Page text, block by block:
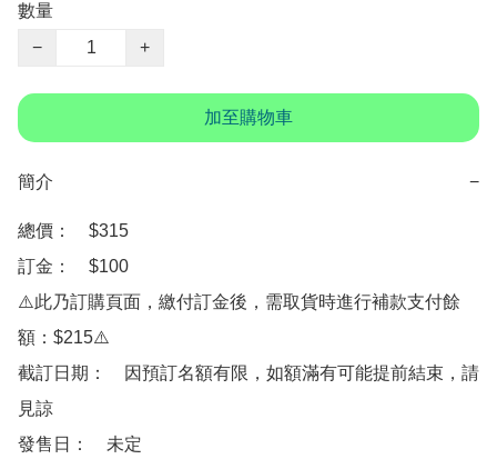
數量
−
+
加至購物車
簡介 −
總價：　$315
訂金：　$100
⚠️此乃訂購頁面，繳付訂金後，需取貨時進行補款支付餘
額：$215⚠️
截訂日期：　因預訂名額有限，如額滿有可能提前結束，請
見諒
發售日：　未定